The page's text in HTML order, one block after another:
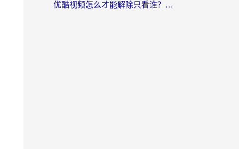
优酷视频怎么才能解除只看谁？海外党亲测有效的追剧自由指南